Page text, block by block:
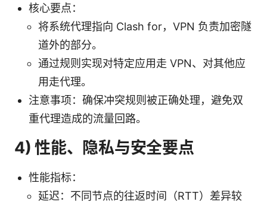
核心要点：
将系统代理指向 Clash for，VPN 负责加密隧
道外的部分。
通过规则实现对特定应用走 VPN、对其他应
用走代理。
注意事项：确保冲突规则被正确处理，避免双
重代理造成的流量回路。
4) 性能、隐私与安全要点
性能指标：
延迟：不同节点的往返时间（RTT）差异较